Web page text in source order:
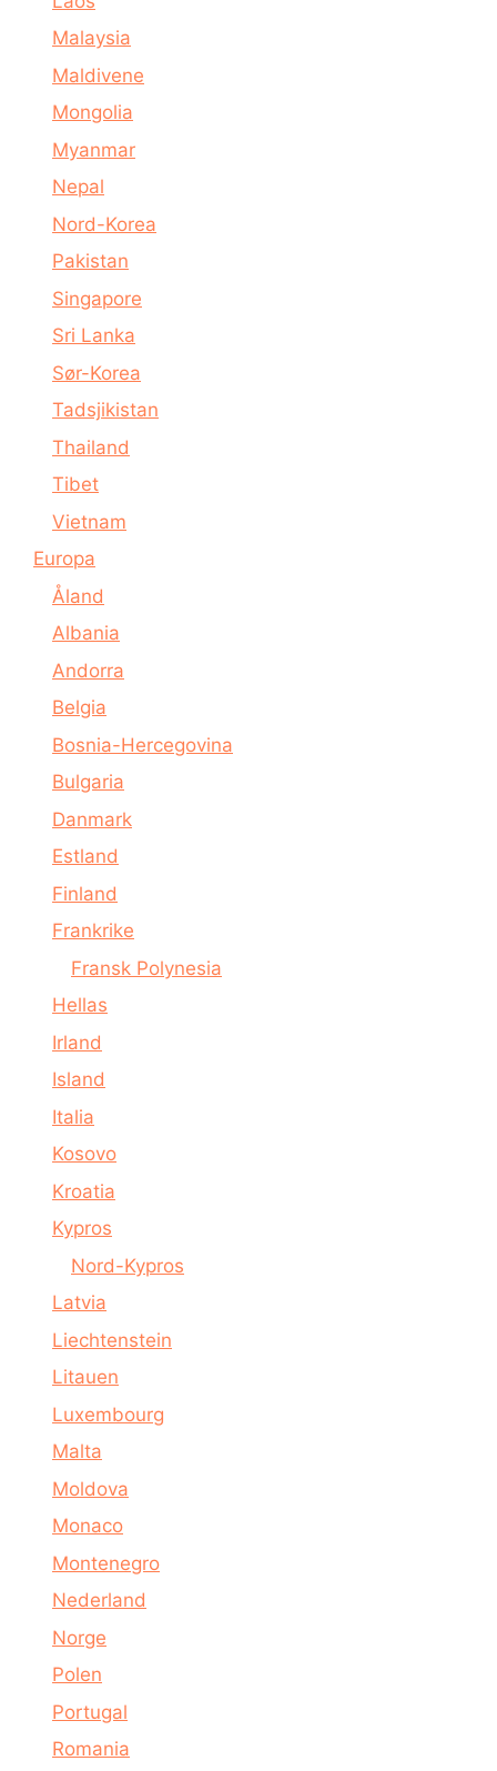
Malaysia
Maldivene
Mongolia
Myanmar
Nepal
Nord-Korea
Pakistan
Singapore
Sri Lanka
Sør-Korea
Tadsjikistan
Thailand
Tibet
Vietnam
Europa
Åland
Albania
Andorra
Belgia
Bosnia-Hercegovina
Bulgaria
Danmark
Estland
Finland
Frankrike
Fransk Polynesia
Hellas
Irland
Island
Italia
Kosovo
Kroatia
Kypros
Nord-Kypros
Latvia
Liechtenstein
Litauen
Luxembourg
Malta
Moldova
Monaco
Montenegro
Nederland
Norge
Polen
Portugal
Romania